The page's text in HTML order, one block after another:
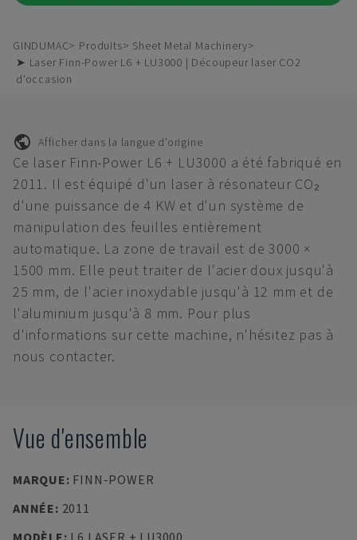
GINDUMAC Produits
Sheet Metal Machinery
➤ Laser Finn-Power L6 + LU3000 | Découpeur laser CO2
d'occasion
Afficher dans la langue d'origine
Ce laser Finn-Power L6 + LU3000 a été fabriqué en
2011. Il est équipé d'un laser à résonateur CO₂
d'une puissance de 4 KW et d'un système de
manipulation des feuilles entièrement
automatique. La zone de travail est de 3000 ×
1500 mm. Elle peut traiter de l'acier doux jusqu'à
25 mm, de l'acier inoxydable jusqu'à 12 mm et de
l'aluminium jusqu'à 8 mm. Pour plus
d'informations sur cette machine, n'hésitez pas à
nous contacter.
Vue d'ensemble
MARQUE: FINN-POWER
ANNÉE: 2011
MODÈLE: L6 LASER + LU3000